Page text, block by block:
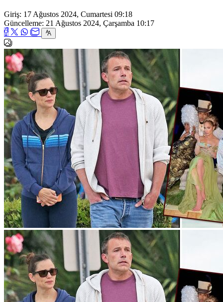
Giriş: 17 Ağustos 2024, Cumartesi 09:18
Güncelleme: 21 Ağustos 2024, Çarşamba 10:17